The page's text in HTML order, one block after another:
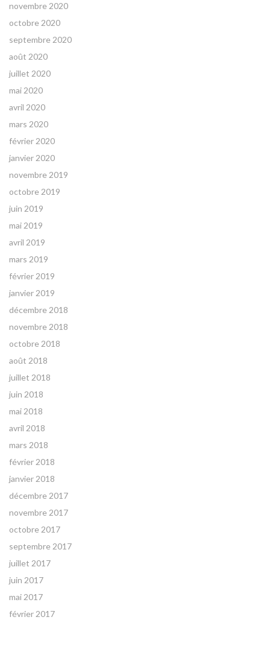
novembre 2020
octobre 2020
septembre 2020
août 2020
juillet 2020
mai 2020
avril 2020
mars 2020
février 2020
janvier 2020
novembre 2019
octobre 2019
juin 2019
mai 2019
avril 2019
mars 2019
février 2019
janvier 2019
décembre 2018
novembre 2018
octobre 2018
août 2018
juillet 2018
juin 2018
mai 2018
avril 2018
mars 2018
février 2018
janvier 2018
décembre 2017
novembre 2017
octobre 2017
septembre 2017
juillet 2017
juin 2017
mai 2017
février 2017